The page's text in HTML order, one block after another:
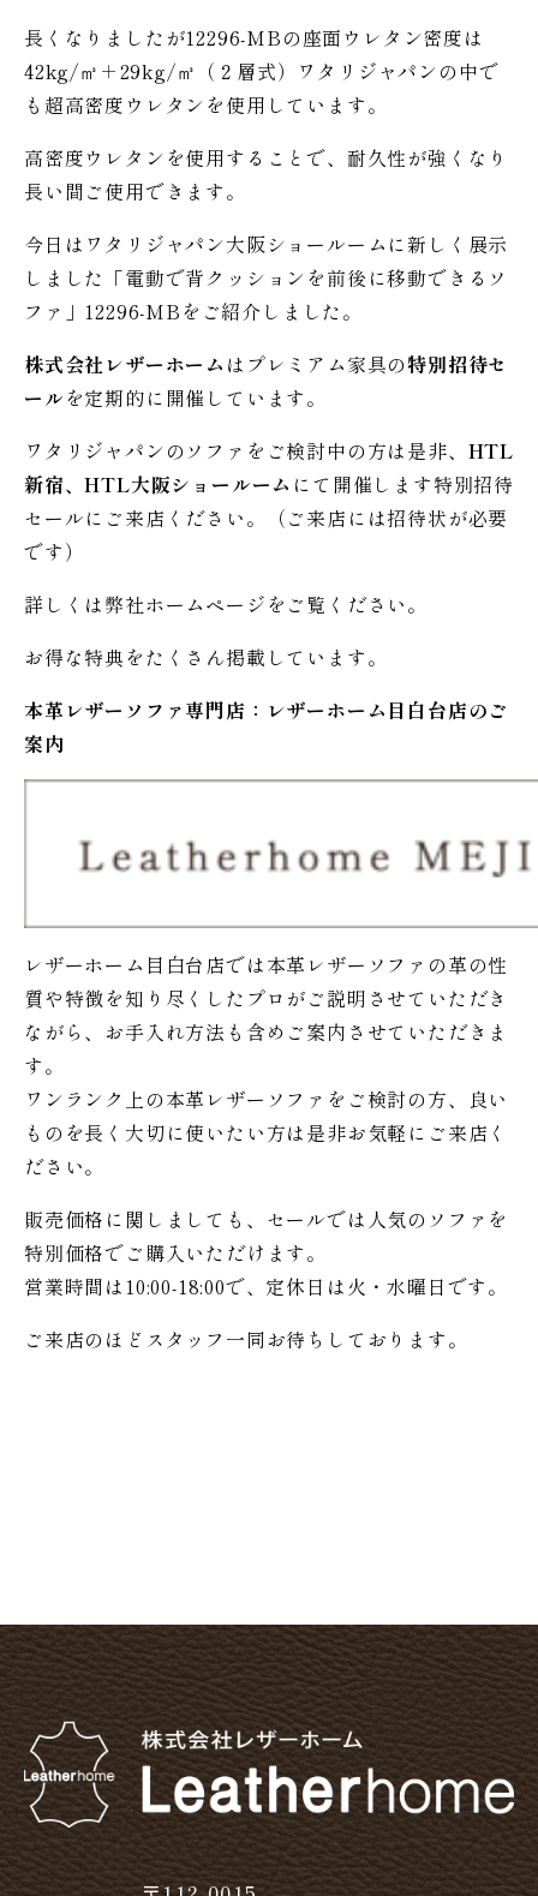
長くなりましたが12296-MBの座面ウレタン密度は
42kg/㎥＋29kg/㎥（２層式）ワタリジャパンの中で
も超高密度ウレタンを使用しています。
高密度ウレタンを使用することで、耐久性が強くなり
長い間ご使用できます。
今日はワタリジャパン大阪ショールームに新しく展示
しました「電動で背クッションを前後に移動できるソ
ファ」12296-MBをご紹介しました。
株式会社レザーホーム はプレミアム家具の特別招待セ
ールを定期的に開催しています。
ワタリジャパンのソファをご検討中の方は是非、 HTL
新宿、HTL大阪ショールーム にて開催します特別招待
セールにご来店ください。（ご来店には招待状が必要
です）
詳しくは弊社ホームページをご覧ください。
お得な特典をたくさん掲載しています。
本革レザーソファ専門店：レザーホーム 目白台店のご
案内
レザーホーム目白台店では本革レザーソファの革の性
質や特徴を知り尽くしたプロがご説明させていただき
ながら、お手入れ方法も含めご案内させていただきま
す。
ワンランク上の本革レザーソファをご検討の方、良い
ものを長く大切に使いたい方は是非お気軽にご来店く
ださい。
販売価格に関しましても、セールでは人気のソファを
特別価格でご購入いただけます。
営業時間は10:00-18:00で、定休日は火・水曜日です。
ご来店のほどスタッフ一同お待ちしております。